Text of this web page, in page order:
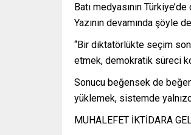
Batı medyasının
Yazının devamında şöyle
“Bir diktatörlükte seçim
etmek, demokratik süreci
Sonucu beğensek de
yüklemek, sistemde
MUHALEFET İKTİDARA